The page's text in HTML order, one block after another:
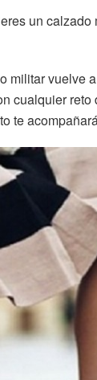
un
militar vuelve
cualquier
te